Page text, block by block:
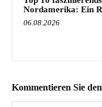
Nordamerika: Ein
06.08.2026
Kommentieren Sie